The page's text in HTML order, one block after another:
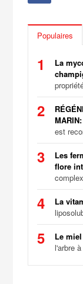
Populaires
1
La
2
MARIN:
est
3
Les
flore
4 La
5 Le
l'arbre